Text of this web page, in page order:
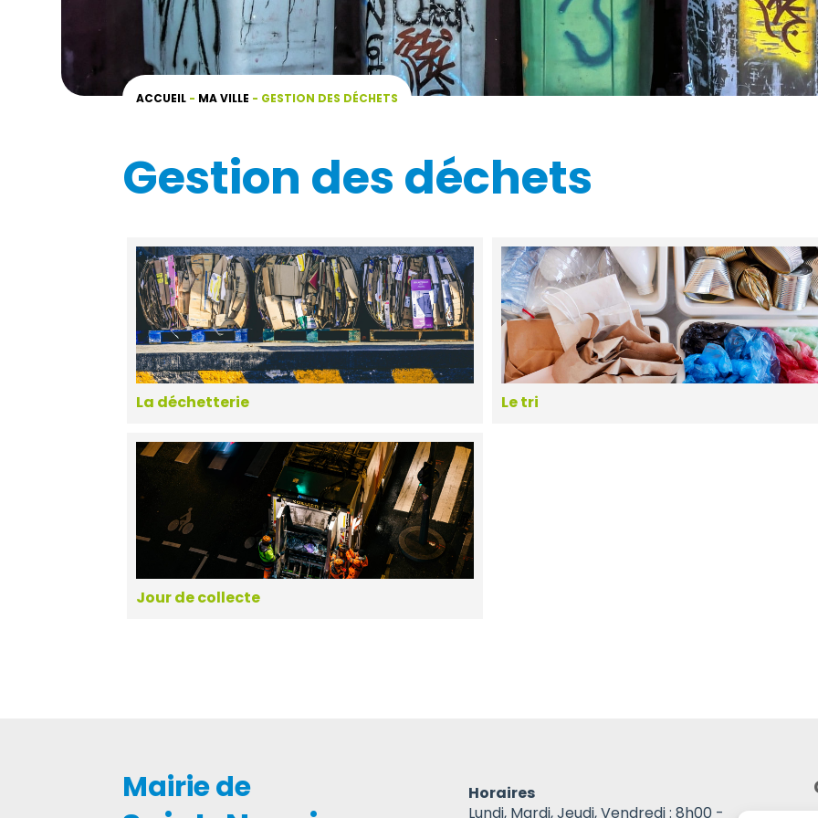
ACCUEIL - MA VILLE - GESTION DES DÉCHETS
Gestion des déchets
La déchetterie Le tri
Jour de collecte
Mairie de
Horaires
Lundi, Mardi, Jeudi, Vendredi : 8h00 -